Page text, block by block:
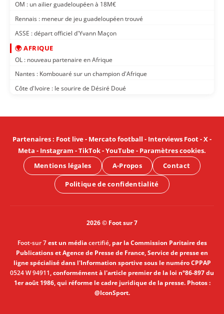
OM : un ailier guadeloupéen à 18M€
Rennais : meneur de jeu guadeloupéen trouvé
ASSE : départ officiel d'Yvann Maçon
🌍 AFRIQUE
OL : nouveau partenaire en Afrique
Nantes : Kombouaré sur un champion d'Afrique
Côte d'Ivoire : le sourire de Désiré Doué
Partenaires: Foot live- Mercato football - Interviews Foot-X-
Meta - Instagram -TikTok-YouTube- Paramètres cookies.
Mentions légales
A-Propos Contact
Politique de confidentialité
2026 © Foot sur 7
Foot-sur 7est un médiacertifié, par la Commission Paritaire des
Publications et Agence de Presse de France, Service de presse en
ligne spécialisé dans l'Information sportive sous le numéro CPPAP
0524 W 94911, conformément à l'article premier de la loi n°86-897 du
1er août 1986, qui réforme le cadre juridique de la presse. Photos :
@IconSport.